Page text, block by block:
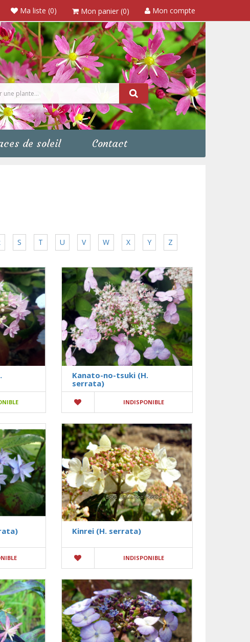
Ma liste (0) Mon panier (0) Mon compte
de soleil Contact
S T U V W X Y Z
Kanato-no-tsuki (H.
serrata)
INDISPONIBLE
Kinrei (H. serrata)
INDISPONIBLE